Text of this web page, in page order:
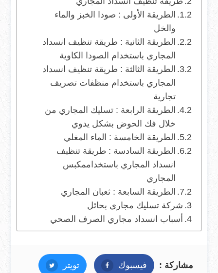
الطريقة الأولى : صودا الخبز والماء
والخل
الطريقة الثانية : طريقة تنظيف انسداد
المجاري باستخدام الصودا الكاوية
الطريقة الثالثة : طريقة تنظيف انسداد
المجاري باستخدام منظفات تصريف
تجارية
الطريقة الرابعة : تسليك المجاري من
خلال فك الحوض بشكل يدوي
الطريقة الخامسة : الماء المغلي
الطريقة السادسة : طريقة تنظيف
انسداد المجاري باستخداممكبس
المجاري
الطريقة السابعة : ثعبان المجاري
شركة تسليك مجاري بحائل
أسباب انسداد مجاري الصرف الصحي
مشاركة : فيسبوك فيسبوكتويتر تويتر